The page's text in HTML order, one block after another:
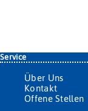
Service
Über Uns
Kontakt
Offene Stellen